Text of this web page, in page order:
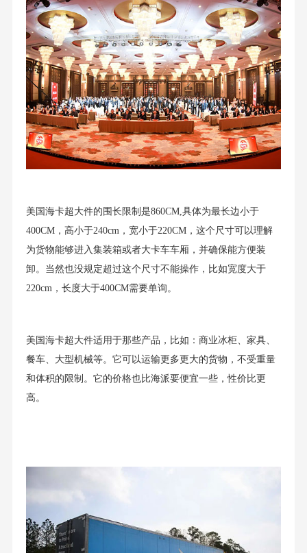
美国海卡超大件的围长限制是860CM,具体为最长边小于
400CM，高小于240cm，宽小于220CM，这个尺寸可以理解
为货物能够进入集装箱或者大卡车车厢，并确保能方便装
卸。当然也没规定超过这个尺寸不能操作，比如宽度大于
220cm，长度大于400CM需要单询。
美国海卡超大件适用于那些产品，比如：商业冰柜、家具、
餐车、大型机械等。它可以运输更多更大的货物，不受重量
和体积的限制。它的价格也比海派要便宜一些，性价比更
高。